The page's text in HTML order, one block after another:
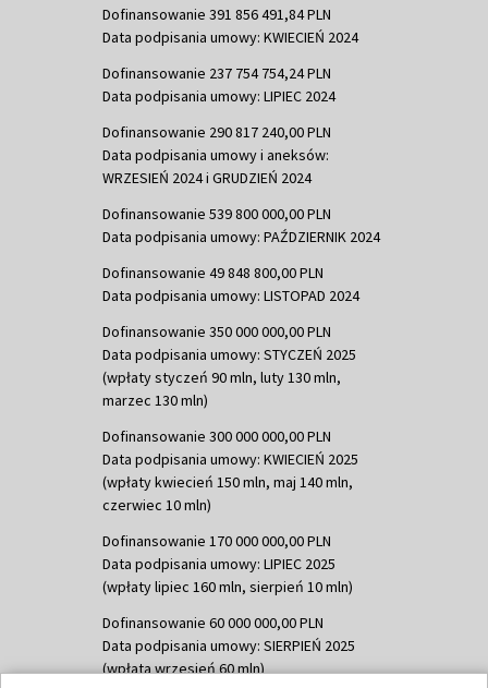
Dofinansowanie 391 856 491,84 PLN
Data podpisania umowy: KWIECIEŃ 2024
Dofinansowanie 237 754 754,24 PLN
Data podpisania umowy: LIPIEC 2024
Dofinansowanie 290 817 240,00 PLN
Data podpisania umowy i aneksów:
WRZESIEŃ 2024 i GRUDZIEŃ 2024
Dofinansowanie 539 800 000,00 PLN
Data podpisania umowy: PAŹDZIERNIK 2024
Dofinansowanie 49 848 800,00 PLN
Data podpisania umowy: LISTOPAD 2024
Dofinansowanie 350 000 000,00 PLN
Data podpisania umowy: STYCZEŃ 2025
(wpłaty styczeń 90 mln, luty 130 mln,
marzec 130 mln)
Dofinansowanie 300 000 000,00 PLN
Data podpisania umowy: KWIECIEŃ 2025
(wpłaty kwiecień 150 mln, maj 140 mln,
czerwiec 10 mln)
Dofinansowanie 170 000 000,00 PLN
Data podpisania umowy: LIPIEC 2025
(wpłaty lipiec 160 mln, sierpień 10 mln)
Dofinansowanie 60 000 000,00 PLN
Data podpisania umowy: SIERPIEŃ 2025
(wpłata wrzesień 60 mln)